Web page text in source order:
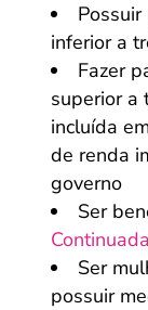
inferior a
Fazer
superior a
incluída
de renda
governo
Ser
Continuada
Ser
possuir